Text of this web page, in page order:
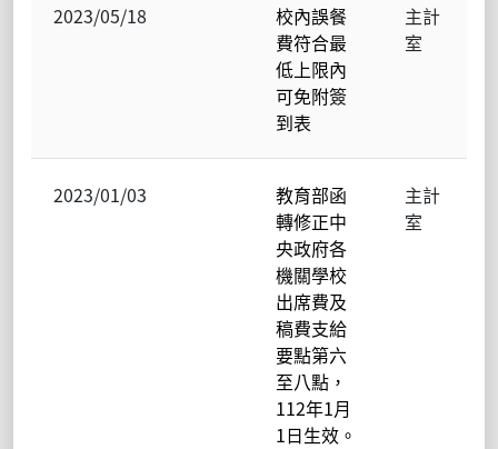
2023/05/18
校內誤餐
費符合最
低上限內
可免附簽
到表
主計
室
2023/01/03
教育部函
轉修正中
央政府各
機關學校
出席費及
稿費支給
要點第六
至八點，
112年1月
1日生效。
主計
室